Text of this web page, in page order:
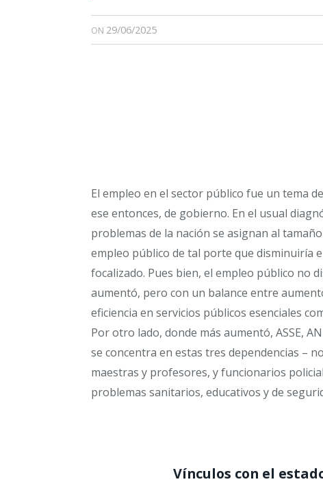
ON 29/06/2025
El empleo en el sector público fue un tema
ese entonces, de gobierno. En el usual
problemas de la nación se asignan al
empleo público de tal porte que disminuiría
focalizado. Pues bien, el empleo público no
aumentó, pero con un balance entre
eficiencia en servicios públicos esenciales
Por otro lado, donde más aumentó, ASSE,
se concentra en estas tres dependencias –
maestras y profesores, y funcionarios
problemas sanitarios, educativos y de
Vínculos con el